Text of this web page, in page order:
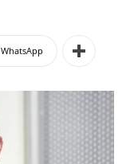
WhatsApp